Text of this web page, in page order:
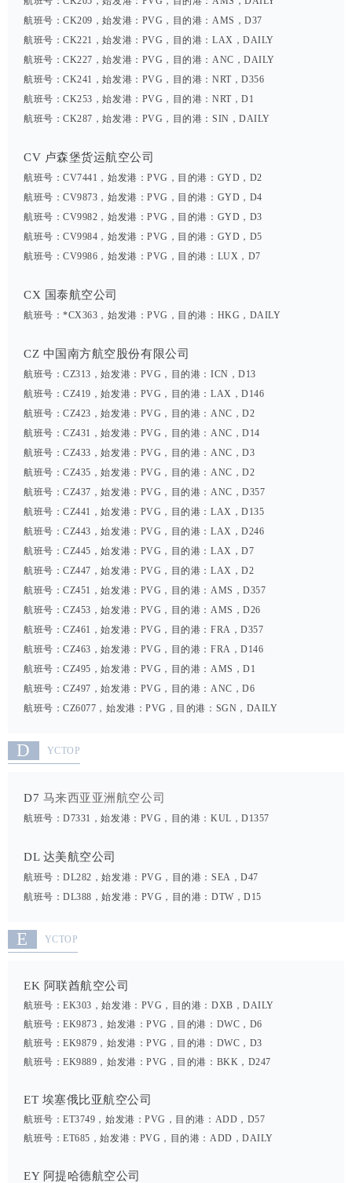
航班号：CK209，始发港：PVG，目的港：AMS，D37
航班号：CK221，始发港：PVG，目的港：LAX，DAILY
航班号：CK227，始发港：PVG，目的港：ANC，DAILY
航班号：CK241，始发港：PVG，目的港：NRT，D356
航班号：CK253，始发港：PVG，目的港：NRT，D1
航班号：CK287，始发港：PVG，目的港：SIN，DAILY
CV 卢森堡货运航空公司
航班号：CV7441，始发港：PVG，目的港：GYD，D2
航班号：CV9873，始发港：PVG，目的港：GYD，D4
航班号：CV9982，始发港：PVG，目的港：GYD，D3
航班号：CV9984，始发港：PVG，目的港：GYD，D5
航班号：CV9986，始发港：PVG，目的港：LUX，D7
CX 国泰航空公司
航班号：*CX363，始发港：PVG，目的港：HKG，DAILY
CZ 中国南方航空股份有限公司
航班号：CZ313，始发港：PVG，目的港：ICN，D13
航班号：CZ419，始发港：PVG，目的港：LAX，D146
航班号：CZ423，始发港：PVG，目的港：ANC，D2
航班号：CZ431，始发港：PVG，目的港：ANC，D14
航班号：CZ433，始发港：PVG，目的港：ANC，D3
航班号：CZ435，始发港：PVG，目的港：ANC，D2
航班号：CZ437，始发港：PVG，目的港：ANC，D357
航班号：CZ441，始发港：PVG，目的港：LAX，D135
航班号：CZ443，始发港：PVG，目的港：LAX，D246
航班号：CZ445，始发港：PVG，目的港：LAX，D7
航班号：CZ447，始发港：PVG，目的港：LAX，D2
航班号：CZ451，始发港：PVG，目的港：AMS，D357
航班号：CZ453，始发港：PVG，目的港：AMS，D26
航班号：CZ461，始发港：PVG，目的港：FRA，D357
航班号：CZ463，始发港：PVG，目的港：FRA，D146
航班号：CZ495，始发港：PVG，目的港：AMS，D1
航班号：CZ497，始发港：PVG，目的港：ANC，D6
航班号：CZ6077，始发港：PVG，目的港：SGN，DAILY
D YCTOP
D7 马来西亚亚洲航空公司
航班号：D7331，始发港：PVG，目的港：KUL，D1357
DL 达美航空公司
航班号：DL282，始发港：PVG，目的港：SEA，D47
航班号：DL388，始发港：PVG，目的港：DTW，D15
E YCTOP
EK 阿联酋航空公司
航班号：EK303，始发港：PVG，目的港：DXB，DAILY
航班号：EK9873，始发港：PVG，目的港：DWC，D6
航班号：EK9879，始发港：PVG，目的港：DWC，D3
航班号：EK9889，始发港：PVG，目的港：BKK，D247
ET 埃塞俄比亚航空公司
航班号：ET3749，始发港：PVG，目的港：ADD，D57
航班号：ET685，始发港：PVG，目的港：ADD，DAILY
EY 阿提哈德航空公司